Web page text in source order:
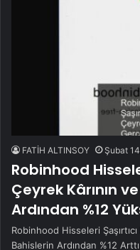
FATİH ALTINSOY Şubat
Robinhood
Çeyrek Kârının
Ardından %12
Robinhood Hisseleri
Bahislerin Ardından %12 Arttı